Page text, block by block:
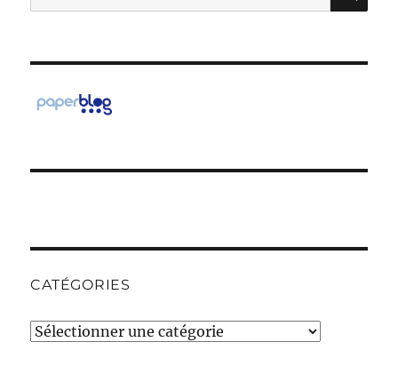
pour :
CATÉGORIES
Catégories